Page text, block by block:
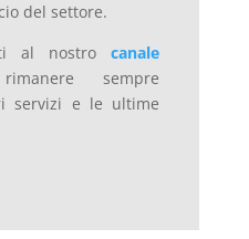
del settore.
al nostrocanale
sempre
servizi e le ultime